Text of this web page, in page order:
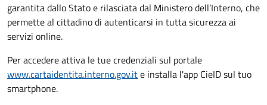
garantita dallo Stato e rilasciata dal Ministero dell’Interno, che
permette al cittadino di autenticarsi in tutta sicurezza ai
servizi online.
Per accedere attiva le tue credenziali sul portale
www.cartaidentita.interno.gov.ite installa l'app CieID sul tuo
smartphone.